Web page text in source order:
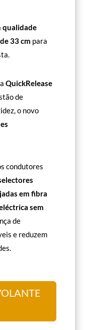
qualidade
de 33 cm para
QuickRelease
de
o novo
condutores
em fibra
sem
de
e reduzem